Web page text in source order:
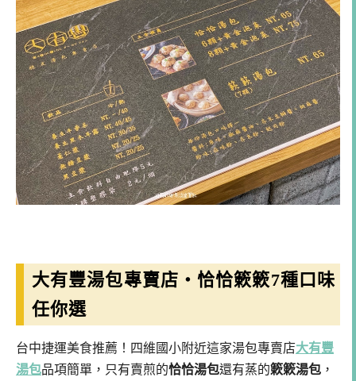
大有豐湯包專賣店・恰恰簌簌7種口味
任你選
台中捷運美食推薦！四維國小附近這家湯包專賣店大有豐
湯包品項簡單，只有賣煎的恰恰湯包還有蒸的簌簌湯包 ，